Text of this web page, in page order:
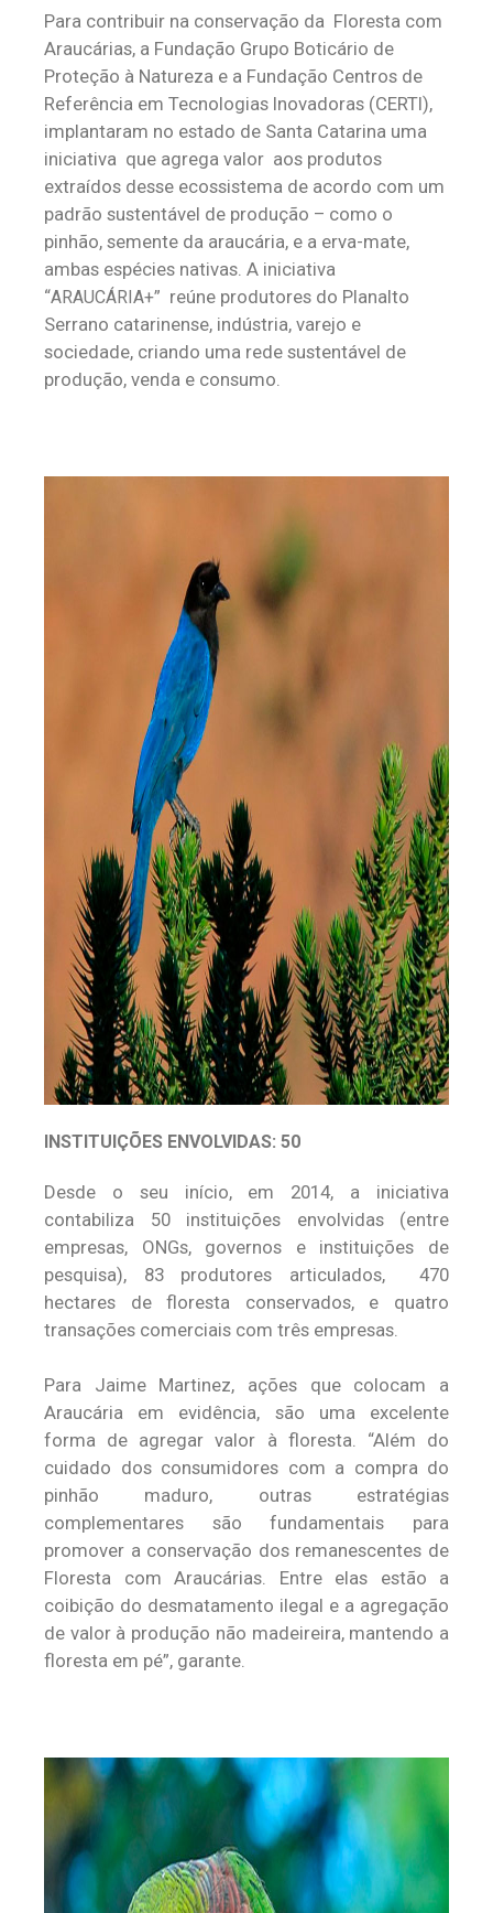
Para contribuir na conservação da Floresta com
Araucárias, a Fundação Grupo Boticário de
Proteção à Natureza e a Fundação Centros de
Referência em Tecnologias Inovadoras (CERTI),
implantaram no estado de Santa Catarina uma
iniciativa que agrega valor aos produtos
extraídos desse ecossistema de acordo com um
padrão sustentável de produção – como o
pinhão, semente da araucária, e a erva-mate,
ambas espécies nativas. A iniciativa
“ARAUCÁRIA+” reúne produtores do Planalto
Serrano catarinense, indústria, varejo e
sociedade, criando uma rede sustentável de
produção, venda e consumo.
INSTITUIÇÕES ENVOLVIDAS: 50
Desde o seu início, em 2014, a iniciativa
contabiliza 50 instituições envolvidas (entre
empresas, ONGs, governos e instituições de
pesquisa), 83 produtores articulados, 470
hectares de floresta conservados, e quatro
transações comerciais com três empresas.
Para Jaime Martinez, ações que colocam a
Araucária em evidência, são uma excelente
forma de agregar valor à floresta. “Além do
cuidado dos consumidores com a compra do
pinhão maduro, outras estratégias
complementares são fundamentais para
promover a conservação dos remanescentes de
Floresta com Araucárias. Entre elas estão a
coibição do desmatamento ilegal e a agregação
de valor à produção não madeireira, mantendo a
floresta em pé”, garante.